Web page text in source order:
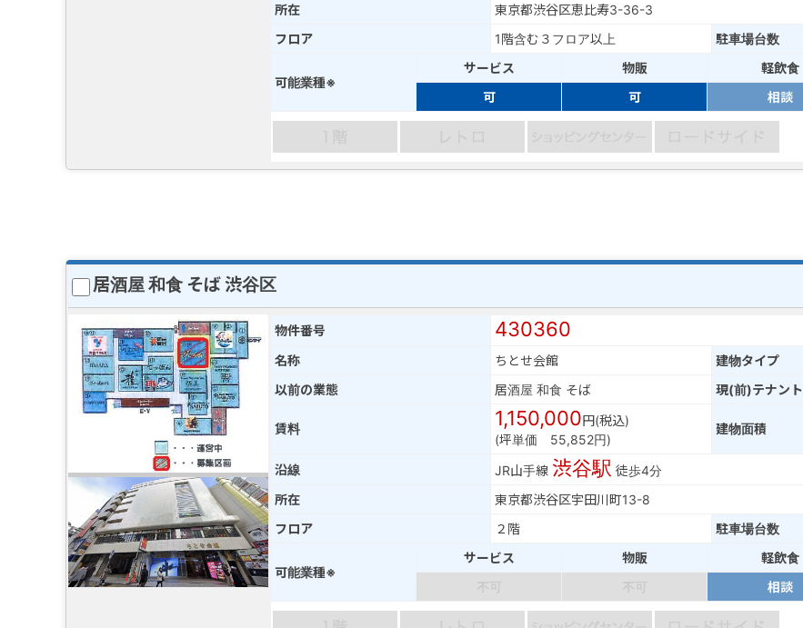
所在
東京都渋谷区恵比寿3-36-3
フロア
1階含む３フロア以上 駐車場台数
可能業種※
サービス 物販 軽飲食
可
可 相談
居酒屋 和食 そば 渋谷区
物件番号 430360
名称 ちとせ会館 建物タイプ
以前の業態
居酒屋 和食 そば 現(前)テナント
賃料 1,150,000円(税込)
(坪単価 55,852円)
建物面積
沿線 JR山手線 渋谷駅 徒歩4分
所在
東京都渋谷区宇田川町13-8
フロア
２階 駐車場台数
可能業種※
サービス 物販 軽飲食
相談